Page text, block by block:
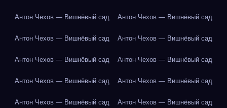
Антон Чехов — Вишнёвый сад Антон Чехов — Вишнёвый сад
Антон Чехов — Вишнёвый сад Антон Чехов — Вишнёвый сад
Антон Чехов — Вишнёвый сад Антон Чехов — Вишнёвый сад
Антон Чехов — Вишнёвый сад Антон Чехов — Вишнёвый сад
Антон Чехов — Вишнёвый сад Антон Чехов — Вишнёвый сад